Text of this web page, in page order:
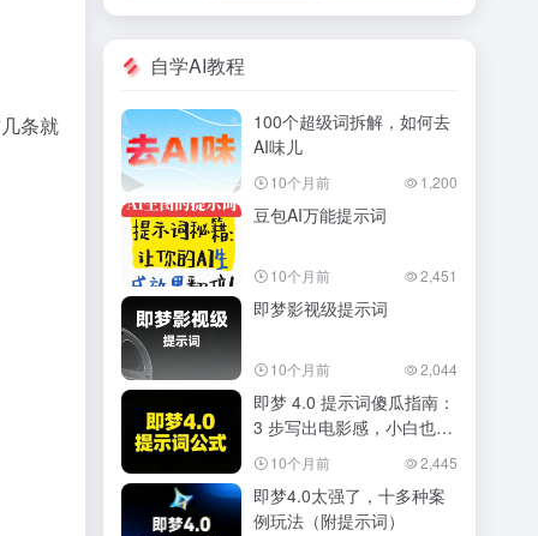
条就
自学AI教程
100个超级词拆解，如何去
AI味儿
10个月前 1,200
豆包AI万能提示词
10个月前 2,451
即梦影视级提示词
10个月前 2,044
即梦 4.0 提示词傻瓜指南：
3 步写出电影感，小白也能
秒会10个月前 2,445
即梦4.0太强了，十多种案
例玩法（附提示词）